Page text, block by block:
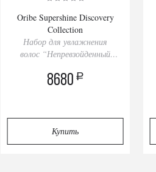
Oribe Supershine Discovery
Collection
Набор для увлажнения
волос “Непревзойденный
8680 a
Купить